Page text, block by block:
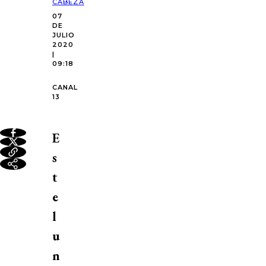
CABEZA
07
DE
JULIO
2020
|
09:18
CANAL
13
E
s
t
e
l
u
n